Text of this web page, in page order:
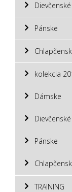
Dievčenské
Pánske
kolekcia
Dámske
Dievčenské
Pánske
TRAINING